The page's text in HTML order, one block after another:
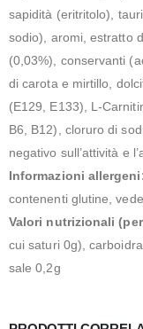
sapidità (eritritolo),
sodio), aromi, estratto
(0,03%), conservanti
di carota e mirtillo,
(E129, E133), L-
B6, B12), cloruro di
negativo sull’attività e
Informazioni
contenenti glutine,
Valori nutrizionali
cui saturi 0g),
sale 0,2g